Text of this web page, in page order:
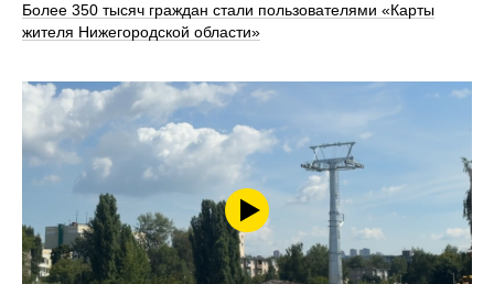
Более 350 тысяч граждан стали пользователями «Карты
жителя Нижегородской области»